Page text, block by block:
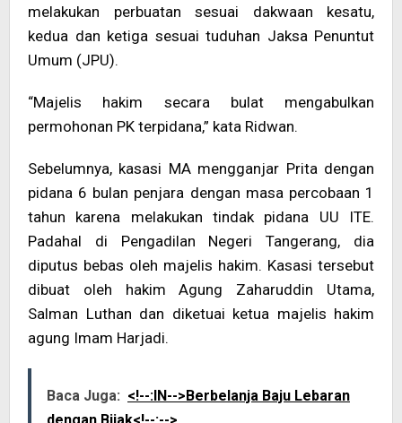
melakukan perbuatan sesuai dakwaan kesatu,
kedua dan ketiga sesuai tuduhan Jaksa Penuntut
Umum (JPU).
“Majelis hakim secara bulat mengabulkan
permohonan PK terpidana,” kata Ridwan.
Sebelumnya, kasasi MA mengganjar Prita dengan
pidana 6 bulan penjara dengan masa percobaan 1
tahun karena melakukan tindak pidana UU ITE.
Padahal di Pengadilan Negeri Tangerang, dia
diputus bebas oleh majelis hakim. Kasasi tersebut
dibuat oleh hakim Agung Zaharuddin Utama,
Salman Luthan dan diketuai ketua majelis hakim
agung Imam Harjadi.
Baca Juga: <!--:IN-->Berbelanja Baju Lebaran